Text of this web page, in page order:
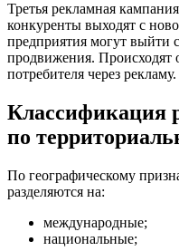
Третья рекламная
конкуренты выходят с
предприятия могут выйти
продвижения. Происходят
потребителя через рекламу.
Классификация
по
По географическому
разделяются на:
международные;
национальные;